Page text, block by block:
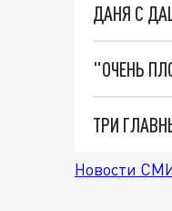
ДАНЯ С
Новости